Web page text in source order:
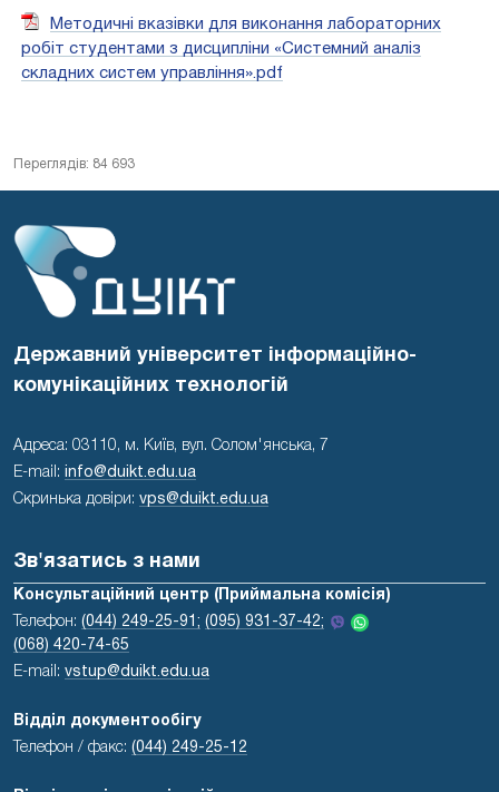
Методичні вказівки для виконання лабораторних
робіт студентами з дисципліни «Системний аналіз
складних систем управління».pdf
Переглядів: 84 693
Державний університет інформаційно-
комунікаційних технологій
Адреса: 03110, м. Київ, вул. Солом'янська, 7
E-mail:
info@duikt.edu.ua
Скринька довіри: vps@duikt.edu.ua
Зв'язатись з нами
Консультаційний центр (Приймальна комісія)
Телефон: (044) 249-25-91; (095) 931-37-42;
(068) 420-74-65
E-mail: vstup@duikt.edu.ua
Відділ документообігу
Телефон / факс: (044) 249-25-12